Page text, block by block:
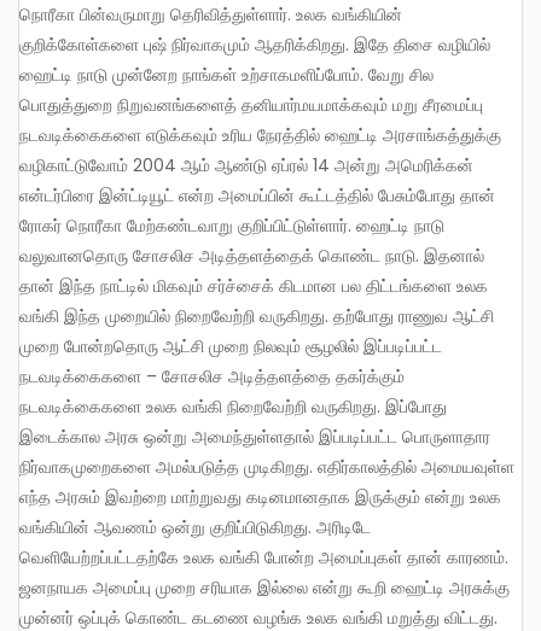
நொரீகா பின்வருமாறு தெரிவித்துள்ளார். உலக வங்கியின்
குறிக்கோள்களை புஷ் நிர்வாகமும் ஆதரிக்கிறது. இதே திசை வழியில்
ஹைட்டி நாடு முன்னேற நாங்கள் உற்சாகமளிப்போம். வேறு சில
பொதுத்துறை நிறுவனங்களைத் தனியார்மயமாக்கவும் மறு சீரமைப்பு
நடவடிக்கைகளை எடுக்கவும் உரிய நேரத்தில் ஹைட்டி அரசாங்கத்துக்கு
வழிகாட்டுவோம் 2004 ஆம் ஆண்டு ஏப்ரல் 14 அன்று அமெரிக்கன்
என்டர்பிரை இன்ட்டியூட் என்ற அமைப்பின் கூட்டத்தில் பேசும்போது தான்
ரோகர் நொரீகா மேற்கண்டவாறு குறிப்பிட்டுள்ளார். ஹைட்டி நாடு
வலுவானதொரு சோசலிச அடித்தளத்தைக் கொண்ட நாடு. இதனால்
தான் இந்த நாட்டில் மிகவும் சர்ச்சைக் கிடமான பல திட்டங்களை உலக
வங்கி இந்த முறையில் நிறைவேற்றி வருகிறது. தற்போது ராணுவ ஆட்சி
முறை போன்றதொரு ஆட்சி முறை நிலவும் சூழலில் இப்படிப்பட்ட
நடவடிக்கைகளை – சோசலிச அடித்தளத்தை தகர்க்கும்
நடவடிக்கைகளை உலக வங்கி நிறைவேற்றி வருகிறது. இப்போது
இடைக்கால அரசு ஒன்று அமைந்துள்ளதால் இப்படிப்பட்ட பொருளாதார
நிர்வாகமுறைகளை அமல்படுத்த முடிகிறது. எதிர்காலத்தில் அமையவுள்ள
எந்த அரசும் இவற்றை மாற்றுவது கடினமானதாக இருக்கும் என்று உலக
வங்கியின் ஆவணம் ஒன்று குறிப்பிடுகிறது. அரிடிடே
வெளியேற்றப்பட்டதற்கே உலக வங்கி போன்ற அமைப்புகள் தான் காரணம்.
ஜனநாயக அமைப்பு முறை சரியாக இல்லை என்று கூறி ஹைட்டி அரசுக்கு
முன்னர் ஒப்புக் கொண்ட கடணை வழங்க உலக வங்கி மறுத்து விட்டது.